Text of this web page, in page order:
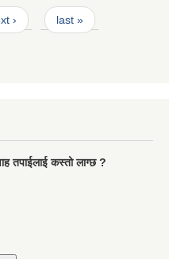
› last »
तपाईलाई कस्तो लाग्छ ?